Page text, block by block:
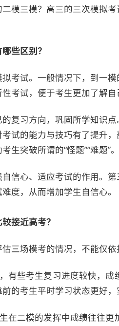
模三模？高三的三次模拟考
些区别？
考试。一般情况下，到一
考试，便于考生更加了解自
复习方向，巩固所学知识
试的能力与技巧有了提升
突破所谓的“怪题”“难题”。
信心、适应考试的作用。
度，从而增加学生自信心。
接近高考？
三场模考的情况，不能仅
有些考生复习进度较快，
的考生平时学习状态更好
在二模的发挥中成绩往往